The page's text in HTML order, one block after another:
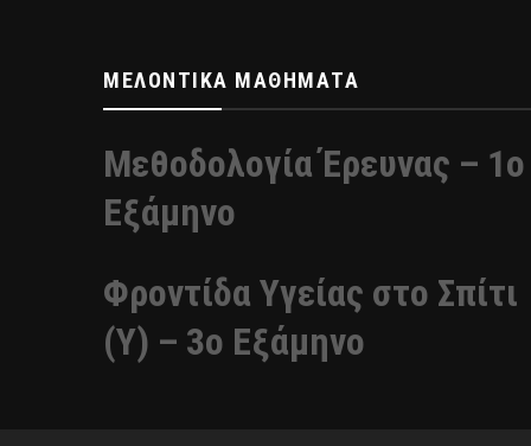
ΜΕΛΟΝΤΙΚΆ ΜΑΘΉΜΑΤΑ
Μεθοδολογία Έρευνας – 1ο
Εξάμηνο
Φροντίδα Υγείας στο Σπίτι
(Υ) – 3ο Εξάμηνο